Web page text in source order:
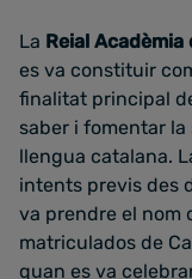
La Reial
es va constituir
finalitat principal
saber i fomentar la
llengua catalana.
intents previs des
va prendre el nom
matriculados de
quan es va